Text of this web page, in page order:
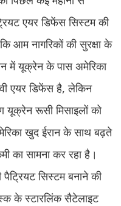
एयर डिफेंस सिस्टम की
आम नागरिकों की सुरक्षा के
में यूक्रेन के पास अमेरिका
एयर डिफेंस है, लेकिन
यूक्रेन रूसी मिसाइलों को
खुद ईरान के साथ बढ़ते
का सामना कर रहा है।
सिस्टम बनाने की
के स्टारलिंक सैटेलाइट